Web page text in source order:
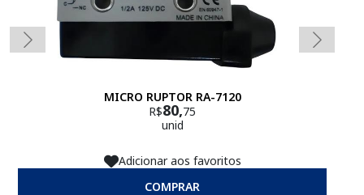
MICRO RUPTOR RA-7120
R$80,75
unid
Adicionar aos favoritos
COMPRAR